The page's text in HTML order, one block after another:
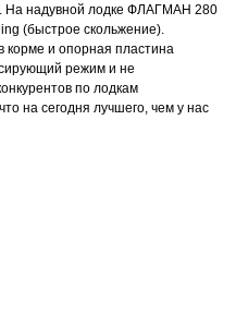
На надувной лодке ФЛАГМАН 280
(быстрое скольжение).
корме и опорная пластина
режим и не
по лодкам
на сегодня лучшего, чем у нас